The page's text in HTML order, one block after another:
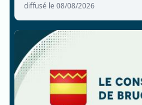
diffusé le 08/08/2026